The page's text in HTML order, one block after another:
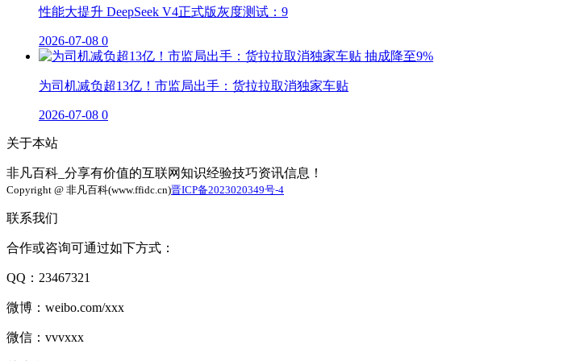
性能大提升 DeepSeek V4正式版灰度测试：9
2026-07-08 0
为司机减负超13亿！市监局出手：货拉拉取消独家车贴
2026-07-08 0
关于本站
非凡百科_分享有价值的互联网知识经验技巧资讯信息！
Copyright @ 非凡百科(www.ffidc.cn)晋ICP备2023020349号-4
联系我们
合作或咨询可通过如下方式：
QQ：23467321
微博：weibo.com/xxx
微信：vvvxxx